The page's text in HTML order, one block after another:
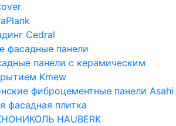
Cedral
фасадные панели
панели с керамическим
Kmew
фиброцементные панели Asahi
фасадная плитка
HAUBERK